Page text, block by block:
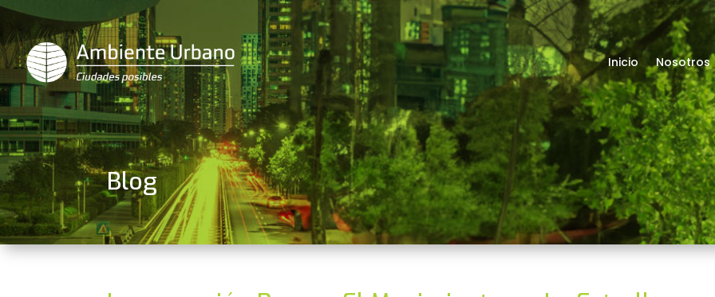
Inicio Nosotros
Blog